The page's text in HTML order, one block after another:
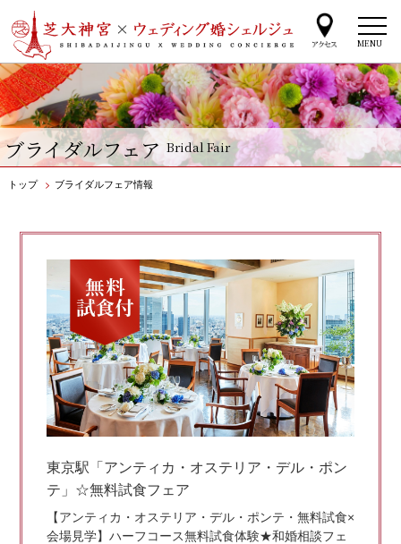
ブライダルフェア Bridal Fair
MENU
トップ > ブライダルフェア情報
東京駅「アンティカ・オステリア・デル・ポン
テ」☆無料試食フェア
【アンティカ・オステリア・デル・ポンテ・無料試食×
会場見学】ハーフコース無料試食体験★和婚相談フェ